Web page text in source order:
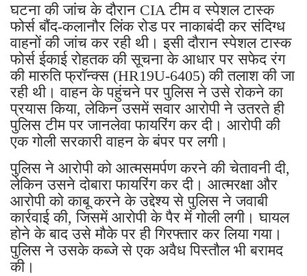
घटना की जांच के दौरान CIA टीम व स्पेशल टास्क
फोर्स बौंद-कलानौर लिंक रोड पर नाकाबंदी कर संदिग्ध
वाहनों की जांच कर रही थी। इसी दौरान स्पेशल टास्क
फोर्स ईकाई रोहतक की सूचना के आधार पर सफेद रंग
की मारुति फ्रॉन्क्स (HR19U-6405) की तलाश की जा
रही थी। वाहन के पहुंचने पर पुलिस ने उसे रोकने का
प्रयास किया, लेकिन उसमें सवार आरोपी ने उतरते ही
पुलिस टीम पर जानलेवा फायरिंग कर दी। आरोपी की
एक गोली सरकारी वाहन के बंपर पर लगी।
पुलिस ने आरोपी को आत्मसमर्पण करने की चेतावनी दी,
लेकिन उसने दोबारा फायरिंग कर दी। आत्मरक्षा और
आरोपी को काबू करने के उद्देश्य से पुलिस ने जवाबी
कार्रवाई की, जिसमें आरोपी के पैर में गोली लगी। घायल
होने के बाद उसे मौके पर ही गिरफ्तार कर लिया गया।
पुलिस ने उसके कब्जे से एक अवैध पिस्तौल भी बरामद
की।